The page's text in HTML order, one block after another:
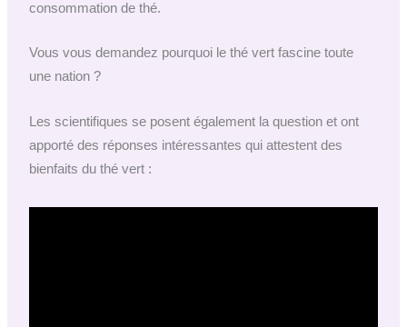
consommation de thé.
Vous vous demandez pourquoi le thé vert fascine toute
une nation ?
Les scientifiques se posent également la question et ont
apporté des réponses intéressantes qui attestent des
bienfaits du thé vert :